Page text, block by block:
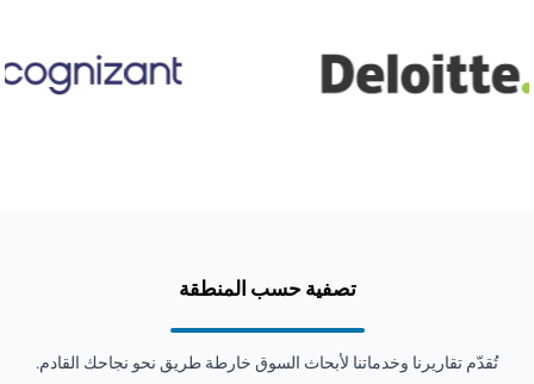
تصفية حسب المنطقة
تُقدّم تقاريرنا وخدماتنا لأبحاث السوق خارطة طريق نحو نجاحك القادم.